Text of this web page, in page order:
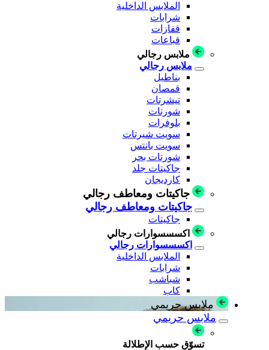
الملابس الداخلية
شرابات
قفازات
قباعات
ملابس رجالي
ملابس رجالي
بناطيل
قمصان
تيشرتات
شورتات
بلوفرات
سويت شيرتات
سويت بانتس
شورتات بحر
جاكيتات جلد
كارديجان
جاكيتات ومعاطف رجالي
جاكيتات ومعاطف رجالي
جاكيتات
اكسسسوارات رجالي
اكسسسوارات رجالي
الملابس الداخلية
شرابات
شباشب
كاب
ملابس حريمي
ملابس حريمي
تسوّق حسب الإطلالة